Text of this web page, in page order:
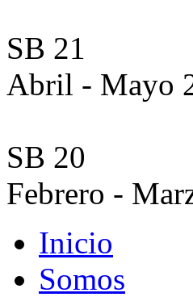
SB 21
Abril - Mayo
SB 20
Febrero -
Inicio
Somos